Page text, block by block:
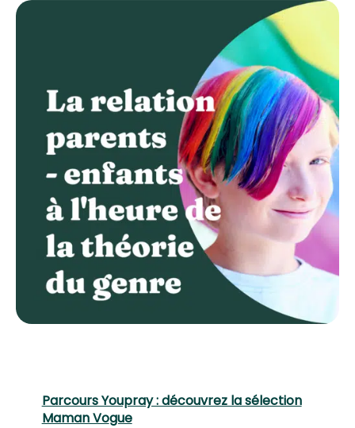
Parcours Youpray : découvrez la sélection
Maman Vogue